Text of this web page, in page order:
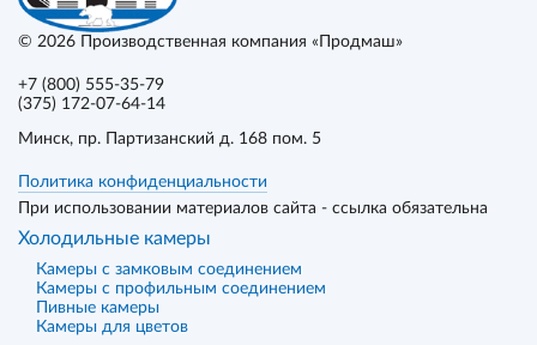
© 2026 Производственная компания «Продмаш»
+7 (800) 555-35-79
(375) 172-07-64-14
Минск, пр. Партизанский д. 168 пом. 5
Политика конфиденциальности
При использовании материалов сайта - ссылка обязательна
Холодильные камеры
Камеры с замковым соединением
Камеры с профильным соединением
Пивные камеры
Камеры для цветов